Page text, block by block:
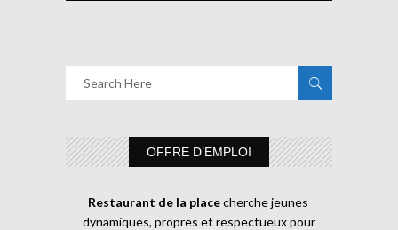
OFFRE D’EMPLOI
Restaurant de la placecherche jeunes
dynamiques, propres et respectueux pour